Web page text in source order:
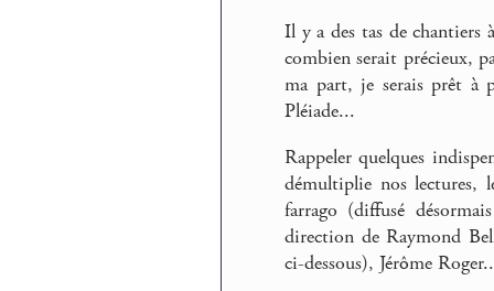
Il y a des tas de chantiers
combien serait précieux,
ma part, je serais prêt à
Pléiade...
Rappeler quelques
démultiplie nos lectures,
farrago (diffusé
direction de Raymond
ci-dessous), Jérôme